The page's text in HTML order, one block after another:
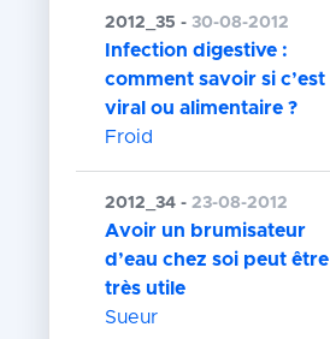
2012_35 -30-08-2012
Infection digestive :
comment savoir si c’est
viral ou alimentaire ?
Froid
2012_34 -23-08-2012
Avoir un brumisateur
d’eau chez soi peut être
très utile
Sueur